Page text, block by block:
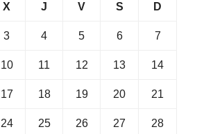
X J V S D
3 4 5 6 7
10 11 12 13 14
17 18 19 20 21
24 25 26 27 28